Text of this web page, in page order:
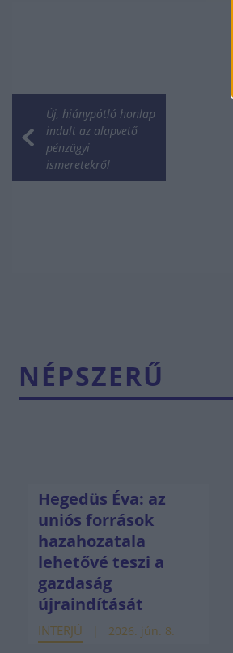
Új, hiánypótló honlap
indult az alapvető
pénzügyi
ismeretekről
NÉPSZERŰ
Hegedüs Éva: az
uniós források
hazahozatala
lehetővé teszi a
gazdaság
újraindítását
INTERJÚ 2026. jún. 8.